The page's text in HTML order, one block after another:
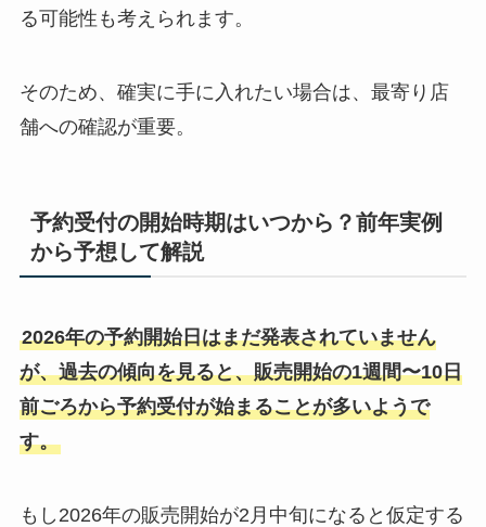
る可能性も考えられます。
そのため、確実に手に入れたい場合は、最寄り店
舗への確認が重要。
予約受付の開始時期はいつから？前年実例
から予想して解説
2026年の予約開始日はまだ発表されていません
が、過去の傾向を見ると、販売開始の1週間〜10日
前ごろから予約受付が始まることが多いようで
す。
もし2026年の販売開始が2月中旬になると仮定する